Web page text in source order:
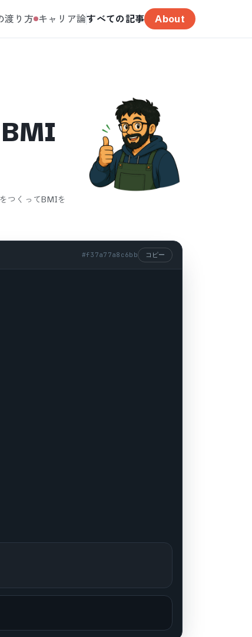
渡り方 キャリア論すべての記事 About
BMI
つくってBMIを
#f37a77a8c6bb コピー